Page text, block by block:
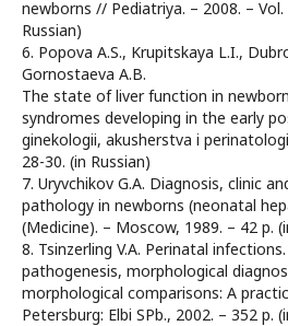
newborns // Pediatriya. – 2008. – Vol.
Russian)
6. Popova A.S., Krupitskaya L.I.,
Gornostaeva A.B.
The state of liver function in
syndromes developing in the early
ginekologii, akusherstva i
28-30. (in Russian)
7. Uryvchikov G.A. Diagnosis, clinic
pathology in newborns (neonatal
(Medicine). – Moscow, 1989. – 42 p.
8. Tsinzerling V.A. Perinatal
pathogenesis, morphological
morphological comparisons: A
Petersburg: Elbi SPb., 2002. – 352 p.